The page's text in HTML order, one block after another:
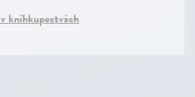
kníhkupectvách